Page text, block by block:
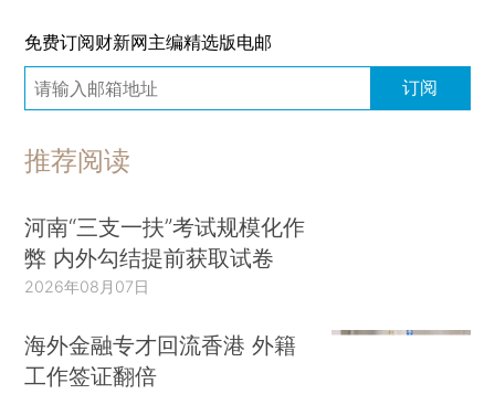
免费订阅财新网主编精选版电邮
订阅
推荐阅读
河南“三支一扶”考试规模化作
弊 内外勾结提前获取试卷
2026年08月07日
海外金融专才回流香港 外籍
工作签证翻倍